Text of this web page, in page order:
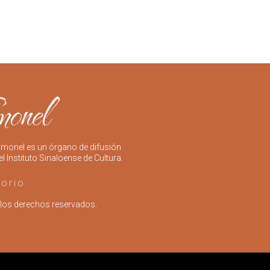
es un órgano de difusión
Instituto Sinaloense de Cultura.
derechos reservados.